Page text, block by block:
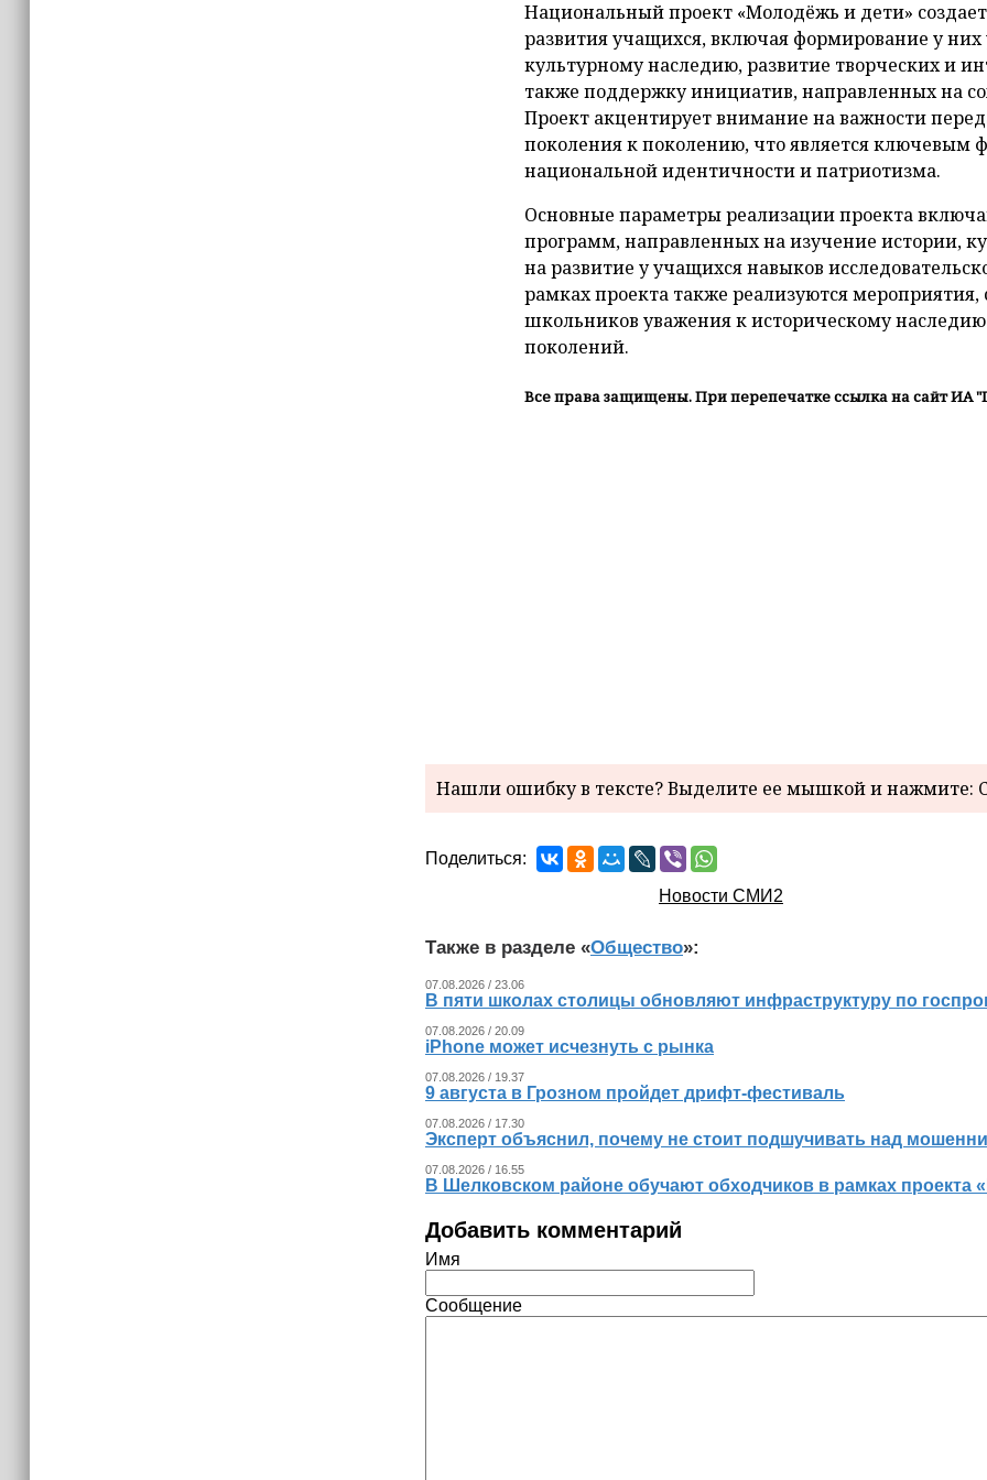
Национальный проект «Молодёжь и дети»
развития учащихся, включая формирование у
культурному наследию, развитие творческих и
также поддержку инициатив, направленных на
Проект акцентирует внимание на важности
поколения к поколению, что является ключевым
национальной идентичности и патриотизма.
Основные параметры реализации проекта
программ, направленных на изучение истории,
на развитие у учащихся навыков
рамках проекта также реализуются
школьников уважения к историческому
поколений.
Все права защищены. При перепечатке ссылка на сайт ИА
Нашли ошибку в тексте? Выделите ее мышкой и нажмите:
Поделиться:
Новости СМИ2
Также в разделе «Общество»:
07.08.2026 / 23.06
В пяти школах столицы обновляют инфраструктуру по
07.08.2026 / 20.09
iPhone может исчезнуть с рынка
07.08.2026 / 19.37
9 августа в Грозном пройдет дрифт-фестиваль
07.08.2026 / 17.30
Эксперт объяснил, почему не стоит подшучивать над
07.08.2026 / 16.55
В Шелковском районе обучают обходчиков в рамках
Добавить комментарий
Имя
Сообщение